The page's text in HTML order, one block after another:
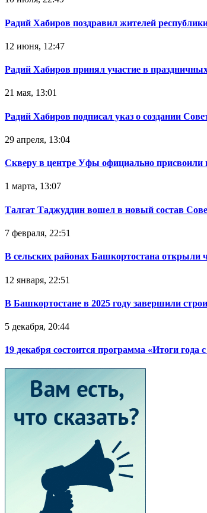
Радий Хабиров поздравил жителей
12 июня, 12:47
Радий Хабиров принял участие в
21 мая, 13:01
Радий Хабиров подписал указ о создании
29 апреля, 13:04
Скверу в центре Уфы официально
1 марта, 13:07
Талгат Таджуддин вошел в новый состав
7 февраля, 22:51
В сельских районах Башкортостана открыли
12 января, 22:51
В Башкортостане в 2025 году завершили
5 декабря, 20:44
19 декабря состоится программа «Итоги